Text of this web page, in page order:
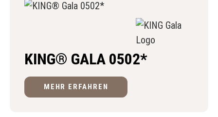
KING® GALA 0502*
MEHR ERFAHREN